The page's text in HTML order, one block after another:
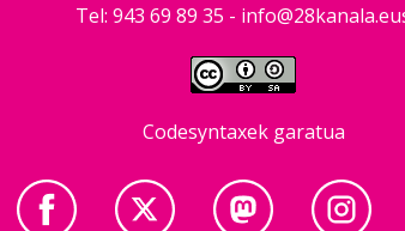
Tel: 943 69 89 35 -
Codesyntaxek garatua